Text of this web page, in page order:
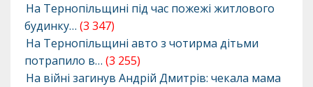
На Тернопільщині під час пожежі житлового
будинку… (3 347)
На Тернопільщині авто з чотирма дітьми
потрапило в… (3 255)
На війні загинув Андрій Дмитрів: чекала мама